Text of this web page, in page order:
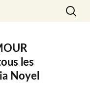
les
Noyel